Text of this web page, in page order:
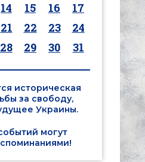
14 15 16
17
21 22 23
24
28 29 30 31
историческая
за свободу,
Украины.
могут